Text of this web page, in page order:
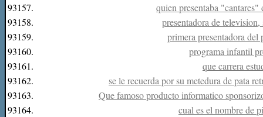
93157.
quien presentaba "cantares"
93158.
presentadora de
93159.
primera presentadora
93160.
programa infantil
93161.
que carrera
93162.
se le recuerda por su metedura de pata
93163.
Que famoso producto informatico
93164.
cual es el nombre de